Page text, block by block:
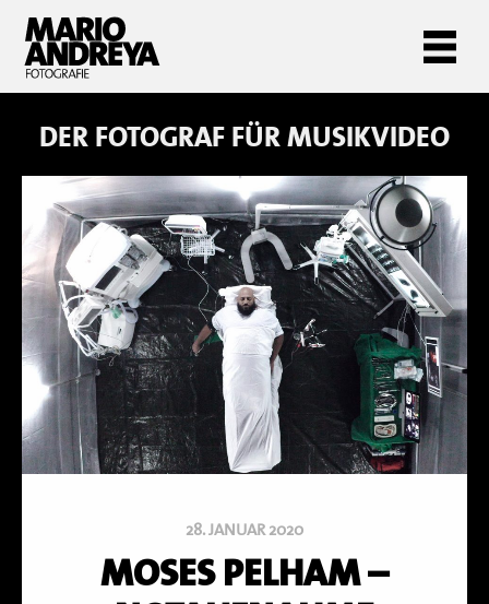
DER FOTOGRAF FÜRMUSIKVIDEO
28. JANUAR 2020
MOSES PELHAM –